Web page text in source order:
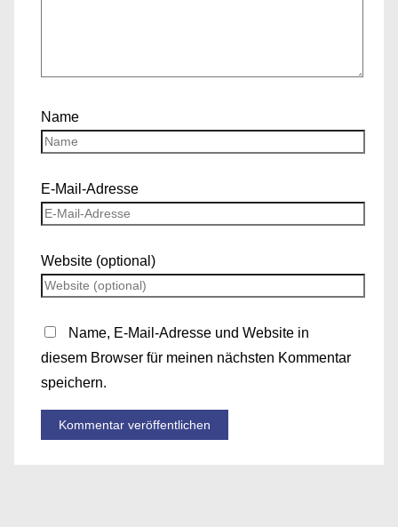
Name
E-Mail-Adresse
Website (optional)
Name, E-Mail-Adresse und Website in
diesem Browser für meinen nächsten Kommentar
speichern.